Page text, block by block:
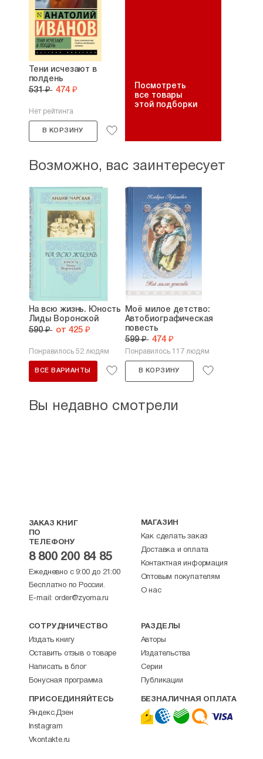
Тени исчезают в
полдень
531 ₽ 474 ₽
Нет рейтинга
В КОРЗИНУ
Посмотреть
все товары
этой подборки
Возможно, вас заинтересует
На всю жизнь. Юность
Лиды Воронской
590 ₽ от 425 ₽
Понравилось 52 людям
ВСЕ ВАРИАНТЫ
Моё милое детство:
Автобиографическая
повесть
599 ₽ 474 ₽
Понравилось 117 людям
В КОРЗИНУ
Вы недавно смотрели
ЗАКАЗ КНИГ
ПО
ТЕЛЕФОНУ
8 800 200 84 85
Ежедневно с 9:00 до 21:00
Бесплатно по России.
E-mail: order@zyorna.ru
МАГАЗИН
Как сделать заказ
Доставка и оплата
Контактная информация
Оптовым покупателям
О нас
СОТРУДНИЧЕСТВО
Издать книгу
Оставить отзыв о товаре
Написать в блог
Бонусная программа
РАЗДЕЛЫ
Авторы
Издательства
Серии
Публикации
ПРИСОЕДИНЯЙТЕСЬ
Яндекс.Дзен
Instagram
Vkontakte.ru
БЕЗНАЛИЧНАЯ ОПЛАТА